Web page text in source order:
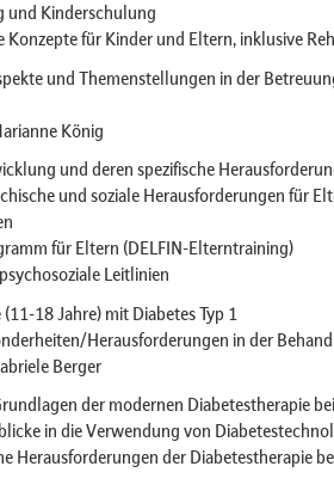
und Kinderschulung
Konzepte für Kinder und Eltern, inklusive
und Themenstellungen in der
König
und deren spezifische
und soziale Herausforderungen für
für Eltern (DELFIN-Elterntraining)
Leitlinien
18 Jahre) mit Diabetes Typ 1
Herausforderungen in der
Berger
der modernen Diabetestherapie
in die Verwendung von
Herausforderungen der Diabetestherapie